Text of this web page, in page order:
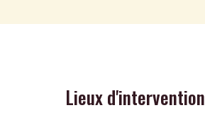
Lieux d'intervention